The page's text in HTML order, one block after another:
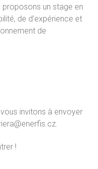
un stage en
de d'expérience et
de
invitons à envoyer
!